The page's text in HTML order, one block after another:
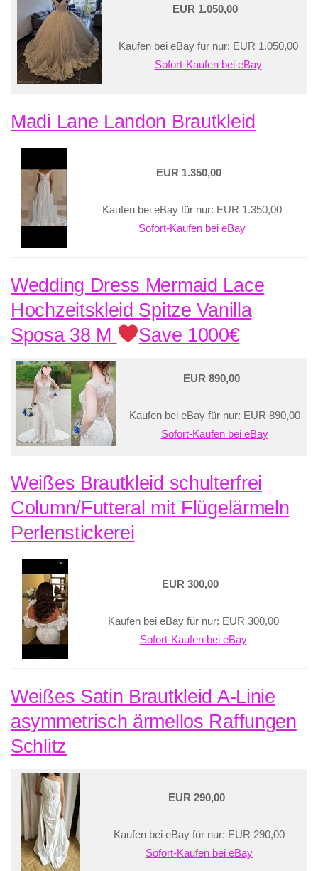
EUR 1.050,00
Kaufen bei eBay für nur: EUR 1.050,00
Sofort-Kaufen bei eBay
Madi Lane Landon Brautkleid
EUR 1.350,00
Kaufen bei eBay für nur: EUR 1.350,00
Sofort-Kaufen bei eBay
Wedding Dress Mermaid Lace
Hochzeitskleid Spitze Vanilla
Sposa 38 M
Save 1000€
EUR 890,00
Kaufen bei eBay für nur: EUR 890,00
Sofort-Kaufen bei eBay
Weißes Brautkleid schulterfrei
Column/Futteral mit Flügelärmeln
Perlenstickerei
EUR 300,00
Kaufen bei eBay für nur: EUR 300,00
Sofort-Kaufen bei eBay
Weißes Satin Brautkleid A-Linie
asymmetrisch ärmellos Raffungen
Schlitz
EUR 290,00
Kaufen bei eBay für nur: EUR 290,00
Sofort-Kaufen bei eBay